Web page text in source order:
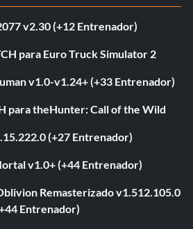
v2.30 (+12 Entrenador)
para Euro Truck Simulator 2
v1.0-v1.24+ (+33 Entrenador)
para theHunter: Call of the Wild
(+27 Entrenador)
v1.0+ (+44 Entrenador)
Remasterizado v1.512.105.0
Entrenador)